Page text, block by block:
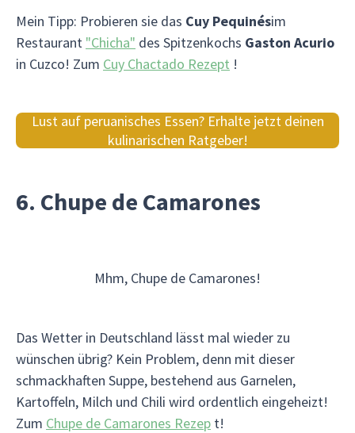
Mein Tipp: Probieren sie das Cuy Pequinésim
Restaurant "Chicha" des Spitzenkochs Gaston Acurio
in Cuzco! Zum Cuy Chactado Rezept !
Lust auf peruanisches Essen? Erhalte jetzt deinen
kulinarischen Ratgeber!
6. Chupe de Camarones
Mhm, Chupe de Camarones!
Das Wetter in Deutschland lässt mal wieder zu
wünschen übrig? Kein Problem, denn mit dieser
schmackhaften Suppe, bestehend aus Garnelen,
Kartoffeln, Milch und Chili wird ordentlich eingeheizt!
Zum Chupe de Camarones Rezep t!